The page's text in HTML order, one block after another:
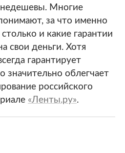
недешевы. Многие
за что именно
и какие гарантии
свои деньги. Хотя
гарантирует
значительно облегчает
российского
«Ленты.ру».